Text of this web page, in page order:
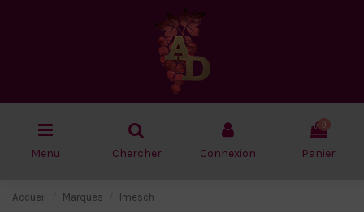
Menu Chercher Connexion
0
Panier
Accueil Marques Imesch